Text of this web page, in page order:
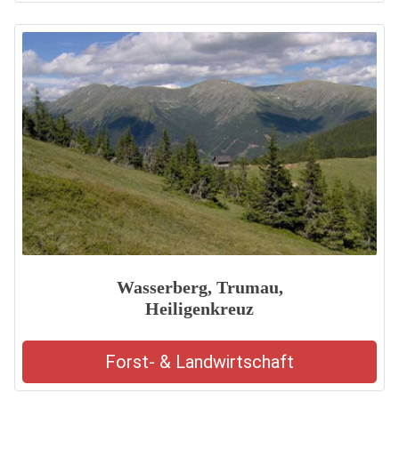
Wasserberg, Trumau,
Heiligenkreuz
Forst- & Landwirtschaft